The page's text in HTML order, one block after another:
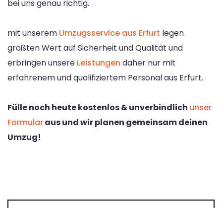
bei uns genau richtig.
mit unserem Umzugsservice aus Erfurt legen
größten Wert auf Sicherheit und Qualität und
erbringen unsere Leistungen daher nur mit
erfahrenem und qualifiziertem Personal aus Erfurt.
Fülle noch heute kostenlos & unverbindlich unser
Formularaus und wir planen gemeinsam deinen
Umzug!